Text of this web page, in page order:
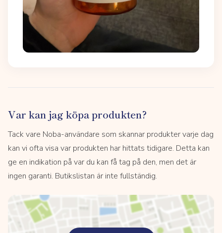
Var kan jag köpa produkten?
Tack vare Noba-användare som skannar produkter varje dag
kan vi ofta visa var produkten har hittats tidigare. Detta kan
ge en indikation på var du kan få tag på den, men det är
ingen garanti. Butikslistan är inte fullständig.